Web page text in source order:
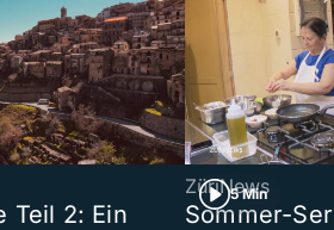
Teil 2: Ein
5 Min
ZüriNews
Sommer-